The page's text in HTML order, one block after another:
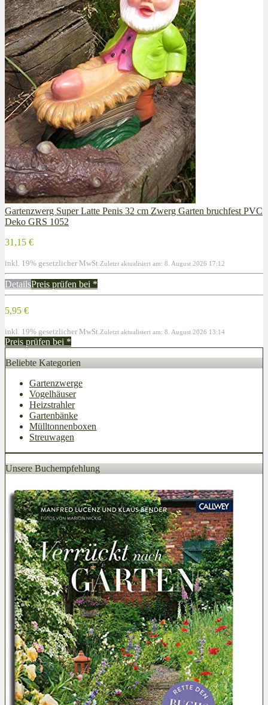
Gartenzwerg Super Latte Penis 32 cm Zwerg Garten bruchfest PVC
Deko GRS 1052
31,15 €
inkl. 19% gesetzlicher MwSt. Zuletzt aktualisiert am: 8. August 2026 17:12
DetailsPreis prüfen bei *
5,95 €
inkl. 19% gesetzlicher MwSt. Zuletzt aktualisiert am: 8. August 2026 13:14
Preis prüfen bei *
Beliebte Kategorien
Gartenzwerge
Vogelhäuser
Heizstrahler
Gartenbänke
Mülltonnenboxen
Streuwagen
Unsere Buchempfehlung